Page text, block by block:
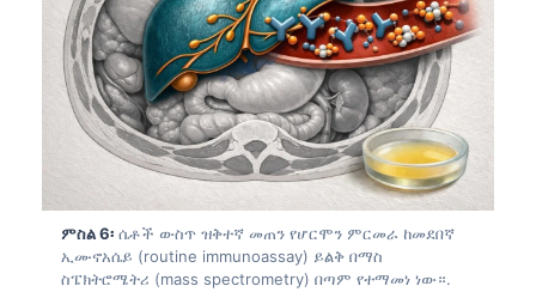
ምስል 6፡ ሴቶች ውስጥ ዝቅተኛ መጠን የሆርሞን ምርመራ ከመደበኛ
ኢሙኖአሴይ (routine immunoassay) ይልቅ በማስ
ስፔክትሮሜትሪ (mass spectrometry) በጣም የተማመነ ነው።.